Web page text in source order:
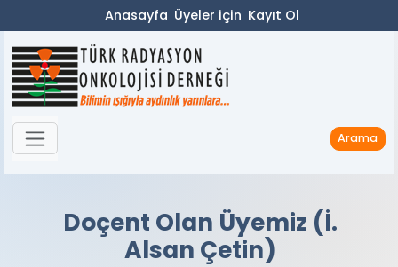
Anasayfa Üyeler için Kayıt Ol
Arama
Doçent Olan Üyemiz (İ.
Alsan Çetin)